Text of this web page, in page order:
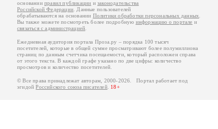
основанииправил публикации изаконодательства
Российской Федерации . Данные пользователей
обрабатываются на основании Политики обработки персональных данных
Вы также можете посмотреть более подробную информацию о портале и
связаться с администрацией
Ежедневная аудитория портала Проза.ру – порядка 100 тысяч
посетителей, которые в общей сумме просматривают более полумиллиона
страниц по данным счетчика посещаемости, который расположен справа
от этого текста. В каждой графе указано по две цифры: количество
просмотров и количество посетителей.
© Все права принадлежат авторам, 2000-2026. Портал работает под
эгидойРоссийского союза писателей. 18+